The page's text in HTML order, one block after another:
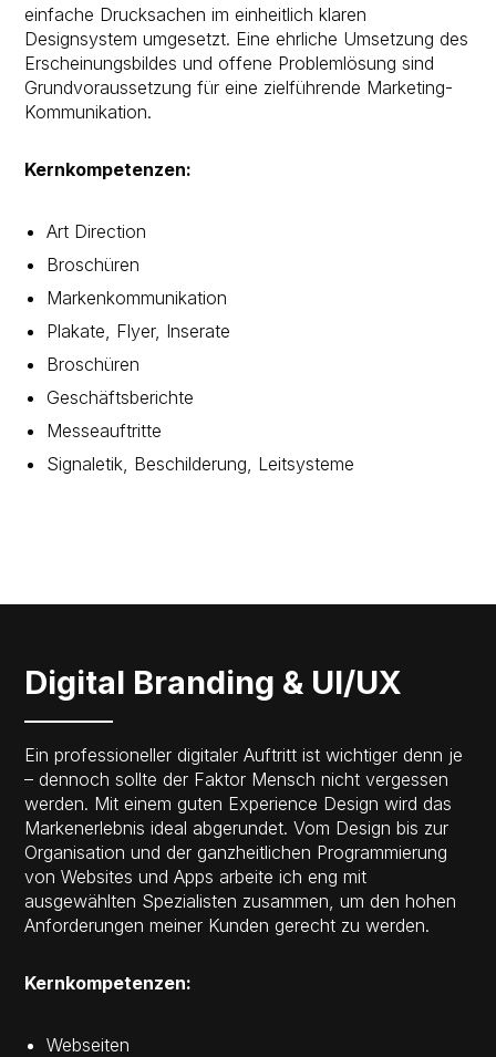
einfache Drucksachen im einheitlich klaren
Designsystem umgesetzt. Eine ehrliche Umsetzung des
Erscheinungsbildes und offene Problemlösung sind
Grundvoraussetzung für eine zielführende Marketing-
Kommunikation.
Kernkompetenzen:
Art Direction
Broschüren
Markenkommunikation
Plakate, Flyer, Inserate
Broschüren
Geschäftsberichte
Messeauftritte
Signaletik, Beschilderung, Leitsysteme
Digital Branding & UI/UX
Ein professioneller digitaler Auftritt ist wichtiger denn je
– dennoch sollte der Faktor Mensch nicht vergessen
werden. Mit einem guten Experience Design wird das
Markenerlebnis ideal abgerundet. Vom Design bis zur
Organisation und der ganzheitlichen Programmierung
von Websites und Apps arbeite ich eng mit
ausgewählten Spezialisten zusammen, um den hohen
Anforderungen meiner Kunden gerecht zu werden.
Kernkompetenzen:
Webseiten